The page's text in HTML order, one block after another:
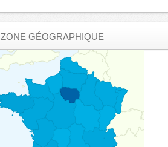
ZONE GÉOGRAPHIQUE